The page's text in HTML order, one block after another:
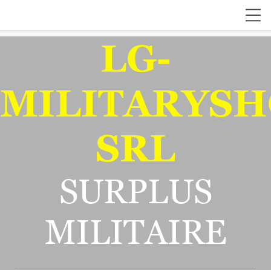
LG-
SRL
SURPLUS
MILITAIRE